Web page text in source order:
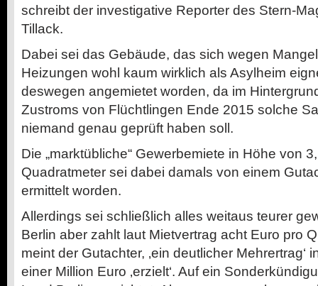
schreibt der investigative Reporter des Stern-
Tillack.
Dabei sei das Gebäude, das sich wegen
Heizungen wohl kaum wirklich als Asylheim
deswegen angemietet worden, da im
Zustroms von Flüchtlingen Ende 2015 solche
niemand genau geprüft haben soll.
Die „marktübliche“ Gewerbemiete in Höhe von
Quadratmeter sei dabei damals von einem
ermittelt worden.
Allerdings sei schließlich alles weitaus teurer
Berlin aber zahlt laut Mietvertrag acht Euro pro
meint der Gutachter, ‚ein deutlicher Mehrertrag‘
einer Million Euro ‚erzielt‘. Auf ein